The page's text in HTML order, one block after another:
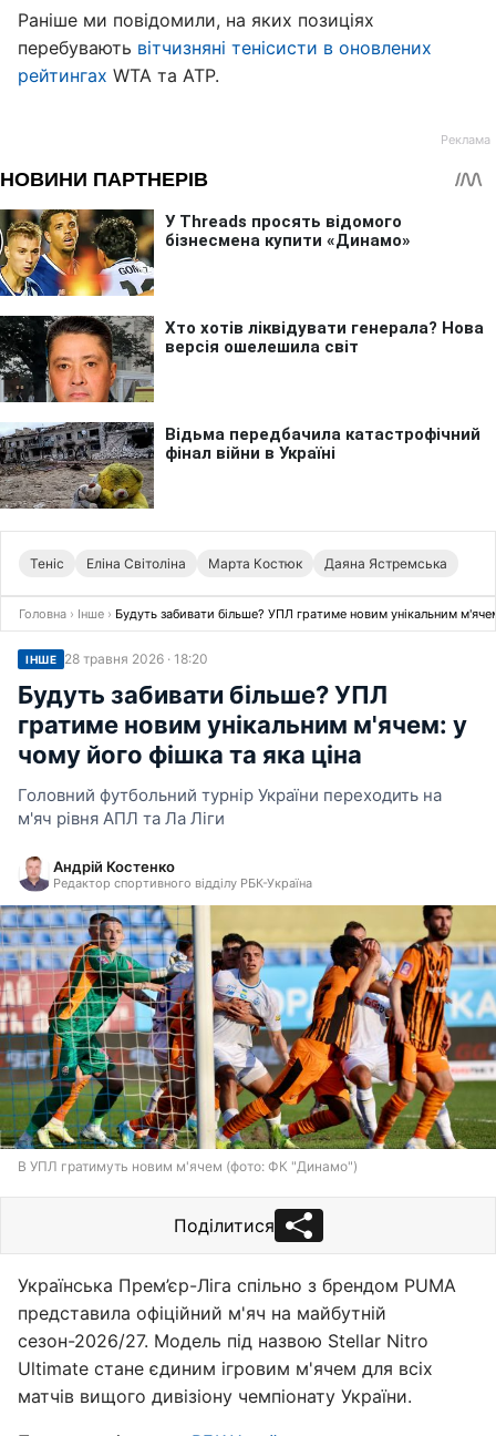
Раніше ми повідомили, на яких позиціях
перебувають вітчизняні тенісисти в оновлених
рейтингах WTA та ATP.
Теніс Еліна Світоліна Марта Костюк Даяна Ястремська
Головна › Інше › Будуть забивати більше? УПЛ гратиме новим унікальним
ІНШЕ 28 травня 2026 · 18:20
Будуть забивати більше? УПЛ
гратиме новим унікальним м'ячем: у
чому його фішка та яка ціна
Головний футбольний турнір України переходить на
м'яч рівня АПЛ та Ла Ліги
Андрій Костенко
Редактор спортивного відділу РБК-Україна
В УПЛ гратимуть новим м'ячем (фото: ФК "Динамо")
Поділитися
Українська Прем’єр-Ліга спільно з брендом PUMA
представила офіційний м'яч на майбутній
сезон-2026/27. Модель під назвою Stellar Nitro
Ultimate стане єдиним ігровим м'ячем для всіх
матчів вищого дивізіону чемпіонату України.